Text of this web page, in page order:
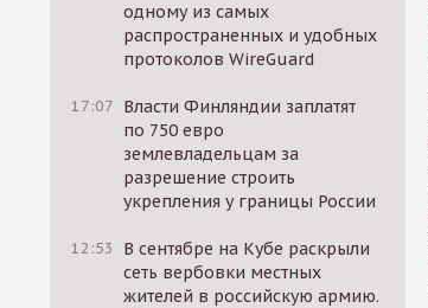
одному из самых
распространенных и удобных
протоколов WireGuard
17:07 Власти Финляндии заплатят
по 750 евро
землевладельцам за
разрешение строить
укрепления у границы России
12:53
В сентябре на Кубе раскрыли
сеть вербовки местных
жителей в российскую армию.